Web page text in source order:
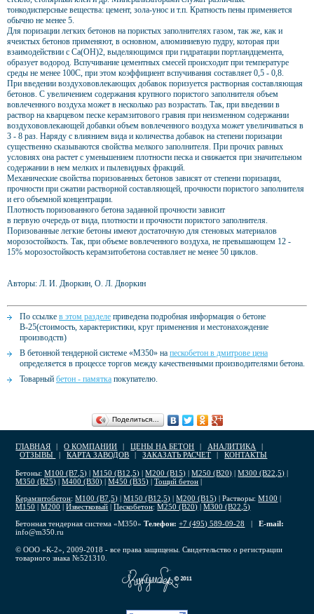
тонкодисперсные вещества: цемент, зола-унос и т.п. Кратность пены применяется
обычно не менее 5.
Для поризации легких бетонов на пористых заполнителях газом, так же, как и
ячеистых бетонов применяют, в основном, алюминиевую пудру, которая при
взаимодействии с Са(ОН)2, выделяющимся при гидратации портландцемента,
образует водород. Вспучивание цементных смесей происходит при температуре
среды не менее 100С, при этом коэффициент вспучивания составляет 0,5 - 0,8.
При введении воздухововлекающих добавок поризуется растворная составляющая
бетонов. С увеличением содержания крупного пористого заполнителя объем
вовлеченного воздуха может в несколько раз возрастать. Так, при введении в
раствор на кварцевом песке керамзитового гравия при неизменном содержании
воздухововлекающей добавки объем вовлеченного воздуха может увеличиваться в
3 - 8 раз. Наряду с влиянием вида и количества добавок на степени поризации
существенно сказываются свойства мелкого заполнителя. При прочих равных
условиях она растет с уменьшением плотности песка и снижается при значительном
содержании в нем мелких и пылевидных фракций.
Механические свойства поризованных бетонов зависят от степени поризации,
прочности при сжатии растворной составляющей, прочности пористого заполнителя
и его объемной концентрации.
Плотность поризованного бетона заданной прочности зависит
в первую очередь от вида, плотности и прочности пористого заполнителя.
Поризованные легкие бетоны имеют достаточную для стеновых материалов
морозостойкость. Так, при объеме вовлеченного воздуха, не превышающем 12 -
15% морозостойкость керамзитобетона составляет не менее 50 циклов.
Авторы: Л. И. Дворкин, О. Л. Дворкин
По ссылке в этом разделе приведена подробная информация о бетоне
В-25(стоимость, характеристики, круг применения и местонахождение
производств)
В бетонной тендерной системе «М350» на пескобетон в дмитрове цена
определяется в процессе торгов между качественными производителями бетона.
Товарный бетон - памятка покупателю.
Поделиться…
ГЛАВНАЯ | О КОМПАНИИ | ЦЕНЫ НА БЕТОН | АНАЛИТИКА
|
ОТЗЫВЫ
| КАРТА ЗАВОДОВ | ЗАКАЗАТЬ РАСЧЕТ | КОНТАКТЫ
Бетоны:М100 (В7,5) |М150 (В12,5) |М200 (В15) |М250 (В20) |М300 (В22,5) |
М350 (В25) |М400 (В30) |М450 (В35) |Тощий бетон |
Керамзитобетон:М100 (В7,5) |М150 (В12,5) |М200 (В15) | Растворы:М100 |
М150 |М200 |Известковый |Пескобетон:М250 (В20) |М300 (В22,5)
Бетонная тендерная система «М350» Телефон: +7 (495) 589-09-28 |E-mail:
info@m350.ru
© ООО «К-2», 2009-2018 - все права защищены. Свидетельство о регистрации
товарного знака №521310.